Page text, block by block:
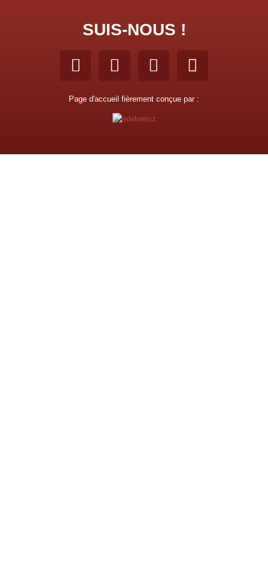
SUIS-NOUS !
Page d'accueil fièrement conçue par :